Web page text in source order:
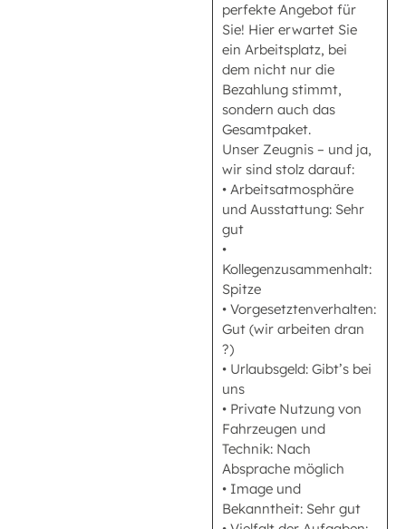
perfekte Angebot für
Sie! Hier erwartet Sie
ein Arbeitsplatz, bei
dem nicht nur die
Bezahlung stimmt,
sondern auch das
Gesamtpaket.
Unser Zeugnis – und ja,
wir sind stolz darauf:
• Arbeitsatmosphäre
und Ausstattung: Sehr
gut
•
Kollegenzusammenhalt:
Spitze
• Vorgesetztenverhalten:
Gut (wir arbeiten dran
?)
• Urlaubsgeld: Gibt’s bei
uns
• Private Nutzung von
Fahrzeugen und
Technik: Nach
Absprache möglich
• Image und
Bekanntheit: Sehr gut